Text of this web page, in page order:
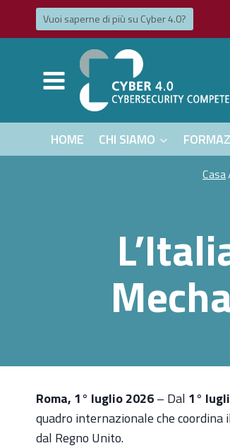
Vuoi saperne di più su Cyber ​​4.0?
HOME CHI SIAMO
Casa
Roma, 1° luglio 2026– Dal 1°
quadro internazionale che
dal Regno Unito.